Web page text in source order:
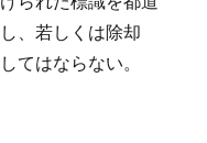
、若しくは除却
てはならない。